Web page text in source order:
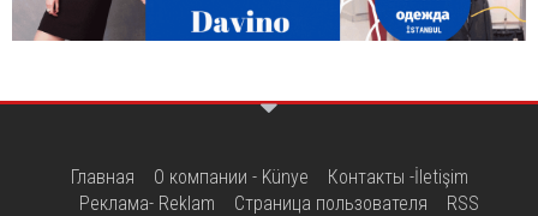
Главная О компании - Künye
Контакты -İletişim
Реклама- Reklam
Страница пользователя RSS